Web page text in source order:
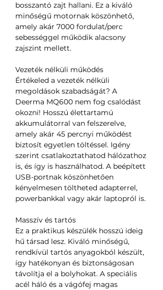
bosszantó zajt hallani. Ez a kiváló
minőségű motornak köszönhető,
amely akár 7000 fordulat/perc
sebességgel működik alacsony
zajszint mellett.
Vezeték nélküli működés
Értékeled a vezeték nélküli
megoldások szabadságát? A
Deerma MQ600 nem fog csalódást
okozni! Hosszú élettartamú
akkumulátorral van felszerelve,
amely akár 45 percnyi működést
biztosít egyetlen töltéssel. Igény
szerint csatlakoztathatod hálózathoz
is, és így is használhatod. A beépített
USB-portnak köszönhetően
kényelmesen töltheted adapterrel,
powerbankkal vagy akár laptopról is.
Masszív és tartós
Ez a praktikus készülék hosszú ideig
hű társad lesz. Kiváló minőségű,
rendkívül tartós anyagokból készült,
így hatékonyan és biztonságosan
távolítja el a bolyhokat. A speciális
acél háló és a vágófej magas